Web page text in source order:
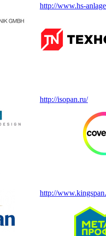
http://www.hs-
http://isopan.ru/
http://